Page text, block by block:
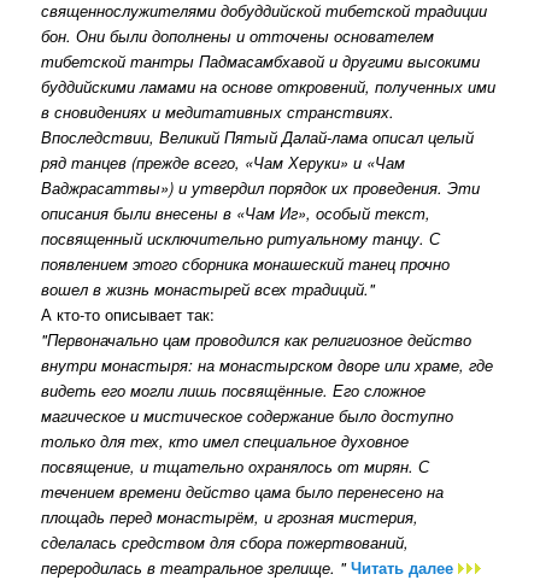
священнослужителями добуддийской тибетской традиции
бон. Они были дополнены и отточены основателем
тибетской тантры Падмасамбхавой и другими высокими
буддийскими ламами на основе откровений, полученных ими
в сновидениях и медитативных странствиях.
Впоследствии, Великий Пятый Далай-лама описал целый
ряд танцев (прежде всего, «Чам Херуки» и «Чам
Ваджрасаттвы») и утвердил порядок их проведения. Эти
описания были внесены в «Чам Иг», особый текст,
посвященный исключительно ритуальному танцу. С
появлением этого сборника монашеский танец прочно
вошел в жизнь монастырей всех традиций."
А кто-то описывает так:
"Первоначально цам проводился как религиозное действо
внутри монастыря: на монастырском дворе или храме, где
видеть его могли лишь посвящённые. Его сложное
магическое и мистическое содержание было доступно
только для тех, кто имел специальное духовное
посвящение, и тщательно охранялось от мирян. С
течением времени действо цама было перенесено на
площадь перед монастырём, и грозная мистерия,
сделалась средством для сбора пожертвований,
переродилась в театральное зрелище. " Читать далее